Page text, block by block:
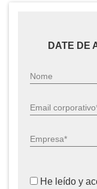
DATE DE
Nome
Email
Empresa*
He leído y